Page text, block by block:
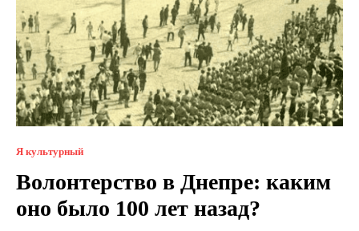
Я культурный
Волонтерство в Днепре: каким
оно было 100 лет назад?